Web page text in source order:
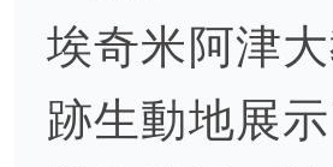
埃奇米阿津
跡生動地展